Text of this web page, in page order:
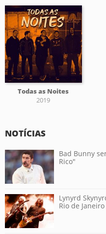
Todas as Noites
2019
NOTÍCIAS
Bad Bunny
Rico"
Lynyrd
Rio de